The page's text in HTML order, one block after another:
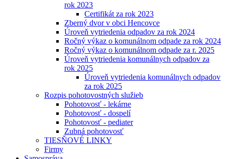
rok 2023
Certifikát za rok 2023
Zberný dvor v obci Hencovce
Úroveň vytriedenia odpadov za rok 2024
Ročný výkaz o komunálnom odpade za rok 2024
Ročný výkaz o komunálnom odpade za r. 2025
Úroveň vytriedenia komunálnych odpadov za
rok 2025
Úroveň vytriedenia komunálnych odpadov
za rok 2025
Rozpis pohotovostných služieb
Pohotovosť - lekárne
Pohotovosť - dospelí
Pohotovosť - pediater
Zubná pohotovosť
TIESŇOVÉ LINKY
Firmy